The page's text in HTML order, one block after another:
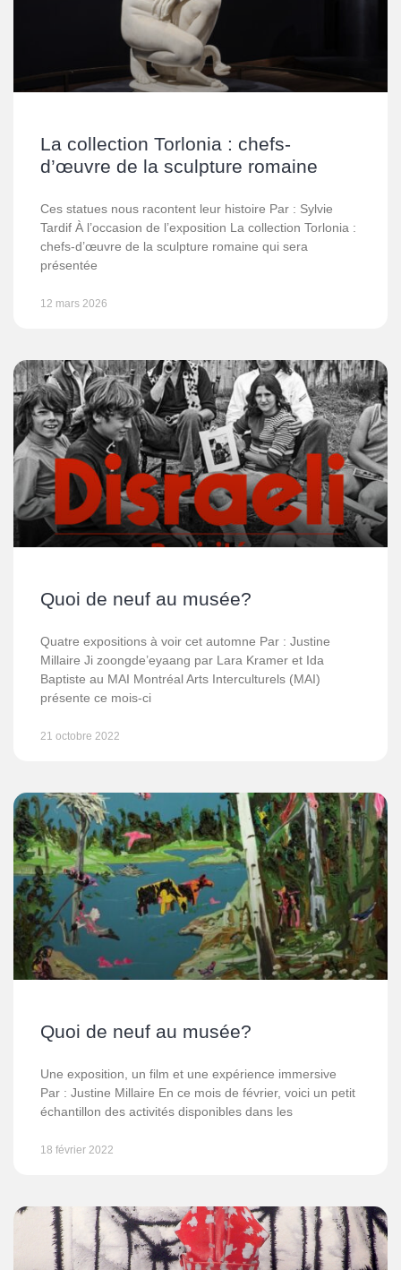
La collection Torlonia : chefs-
d’œuvre de la sculpture romaine
Ces statues nous racontent leur histoire Par : Sylvie
Tardif À l’occasion de l’exposition La collection Torlonia :
chefs-d’œuvre de la sculpture romaine qui sera
présentée
12 mars 2026
Quoi de neuf au musée?
Quatre expositions à voir cet automne Par : Justine
Millaire Ji zoongde’eyaang par Lara Kramer et Ida
Baptiste au MAI Montréal Arts Interculturels (MAI)
présente ce mois-ci
21 octobre 2022
Quoi de neuf au musée?
Une exposition, un film et une expérience immersive
Par : Justine Millaire En ce mois de février, voici un petit
échantillon des activités disponibles dans les
18 février 2022